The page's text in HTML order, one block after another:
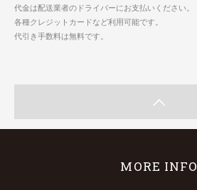
代金は配送業者のドライバーにお支払いください。
各種クレジットカードなど利用可能です。
代引き手数料は無料です。
MORE INFO